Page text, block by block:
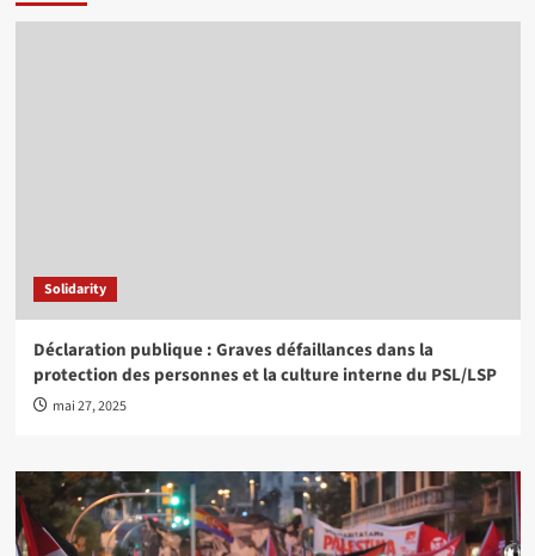
Solidarity
Déclaration publique : Graves défaillances dans la
protection des personnes et la culture interne du PSL/LSP
mai 27, 2025